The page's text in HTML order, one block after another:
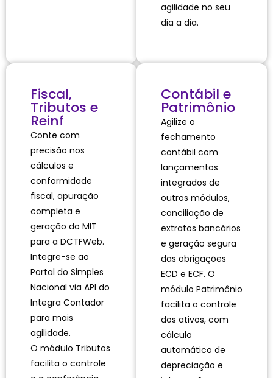
agilidade no seu
dia a dia.
Fiscal,
Tributos e
Reinf
Conte com
precisão nos
cálculos e
conformidade
fiscal, apuração
completa e
geração do MIT
para a DCTFWeb.
Integre-se ao
Portal do Simples
Nacional via API do
Integra Contador
para mais
agilidade.
O módulo Tributos
facilita o controle
Contábil e
Patrimônio
Agilize o
fechamento
contábil com
lançamentos
integrados de
outros módulos,
conciliação de
extratos bancários
e geração segura
das obrigações
ECD e ECF. O
módulo Patrimônio
facilita o controle
dos ativos, com
cálculo
automático de
depreciação e